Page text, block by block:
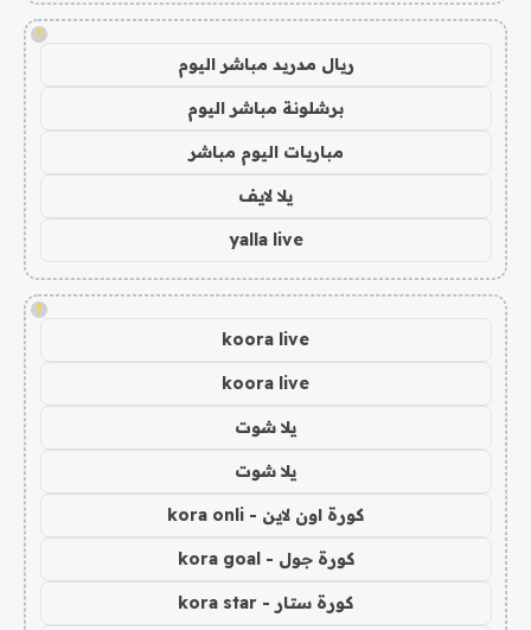
!
ريال مدريد مباشر اليوم
برشلونة مباشر اليوم
مباريات اليوم مباشر
يلا لايف
yalla live
!
koora live
koora live
يلا شوت
يلا شوت
كورة اون لاين - kora onli
كورة جول - kora goal
كورة ستار - kora star